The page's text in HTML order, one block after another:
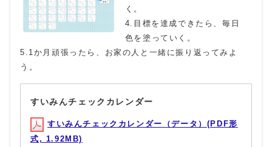
く。
4.目標を達成できたら、毎日
色を塗っていく。
5.1か月頑張ったら、お家の人と一緒に振り返ってみよ
う。
すいみんチェックカレンダー
すいみんチェックカレンダー（データ）(PDF形
式, 1.92MB)